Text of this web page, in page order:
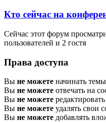
Кто сейчас на
Сейчас этот форум
пользователей и 2 гостя
Права доступа
Вы не можете начинать темы
Вы не можете отвечать на
Вы не можете
Вы не можете удалять свои
Вы не можете добавлять